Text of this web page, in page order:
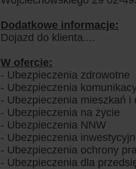
Dodatkowe informacje:
Dojazd do klienta....
W ofercie:
- Ubezpieczenia zdrowotne
- Ubezpieczenia
- Ubezpieczenia mieszkań i
- Ubezpieczenia na życie
- Ubezpieczenia NNW
- Ubezpieczenia
- Ubezpieczenia ochrony
- Ubezpieczenia dla